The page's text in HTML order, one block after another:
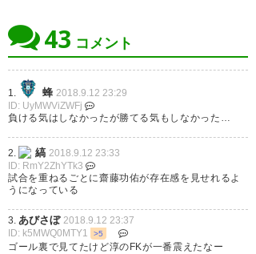
福岡vs横浜FCはスコアレスドロ
ーで終戦。見応えのある内容だ
ったけど、どちらもあと一歩だ
ったなあ。いや、ここは両チー
ムの守備陣を褒めるべきか。そ
してヴェルディサポとしては…
喜ぶべきなのかな? よー分から
ん。#avispa
なー。 でも、終了間際のレベス
タの雰囲気は、まさに選手を後
押しする１２番目の選手のよう
でした。 なかなか上手くいかな
い。 どんなに苦しいときでも…
https://t.co/LKMopBIc6M
— けんち (Talleyrand05)2018,
9月 12
43 コメント
1. 蜂 2018.9.12 23:29
ID: UyMWViZWFj
負ける気はしなかったが勝てる気もしなかった…
2. 縞 2018.9.12 23:33
ID: RmY2ZhYTk3
試合を重ねるごとに齋藤功佑が存在感を見せれるよ
うになっている
3. あびさぼ 2018.9.12 23:37
ID: k5MWQ0MTY1
>5
ゴール裏で見てたけど淳のFKが一番震えたなー